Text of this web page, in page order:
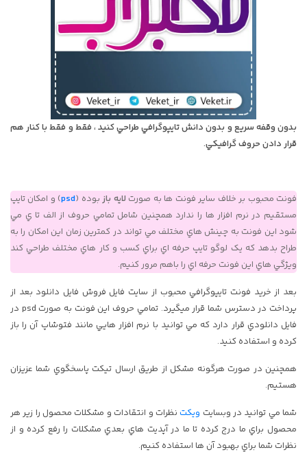
بدون وقفه سريع و بدون دانش تايپوگرافي طراحي کنيد ، فقط و فقط با کنار هم
قرار دادن حروف گرافيکي.
فونت محبوب بر خلاف ساير فونت ها به صورت لايه بازبوده (psd) و امکان تايپ
مستقيم در نرم افزار ها را ندارد همچنين شامل تمامي حروف از الف تا ي مي
شود اين فونت به چينش هاي مختلف مي تواند در کمترين زمان اين امکان را به
طراح بدهد که يک لوگو تايپ حرفه اي براي کسب و کار هاي مختلف طراحي کند
ويژگي هاي اين فونت حرفه اي را باهم مرور کنيم.
بعد از خريد فونت تايپوگرافي محبوب از سايت فايل فروش فايل دانلود بعد از
پرداخت در دسترس شما قرار ميگيرد. تمامي حروف اين فونت به صورت psd در
فايل دانلودي قرار دارد که مي توانيد با نرم افزار هايي مانند فتوشاپ آن را باز
کرده و استفاده کنيد.
همچنين در صورت هرگونه مشکل از طريق ارسال تيکت پاسخگوي شما عزيزان
هستيم.
شما مي توانيد در وبسايت ویکتنظرات و انتقادات و مشکلات محصول را زير هر
محصول براي ما درج کرده تا ما در آپديت هاي بعدي مشکلات را رفع کرده و از
نظرات شما براي بهبود آن ها استفاده کنيم.